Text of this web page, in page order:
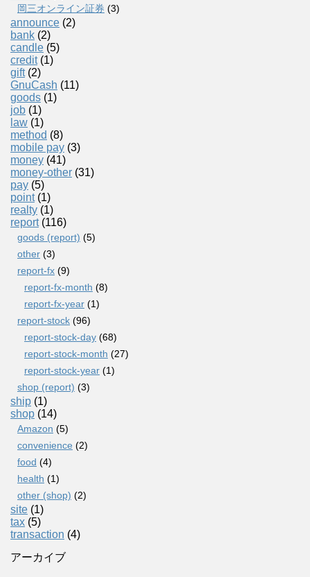
岡三オンライン証券 (3)
announce (2)
bank (2)
candle (5)
credit(1)
gift(2)
GnuCash (11)
goods (1)
job (1)
law (1)
method (8)
mobile pay (3)
money (41)
money-other (31)
pay (5)
point(1)
realty (1)
report(116)
goods (report) (5)
other (3)
report-fx (9)
report-fx-month (8)
report-fx-year (1)
report-stock (96)
report-stock-day (68)
report-stock-month (27)
report-stock-year (1)
shop (report) (3)
ship (1)
shop (14)
Amazon (5)
convenience (2)
food (4)
health (1)
other (shop) (2)
site (1)
tax (5)
transaction (4)
アーカイブ